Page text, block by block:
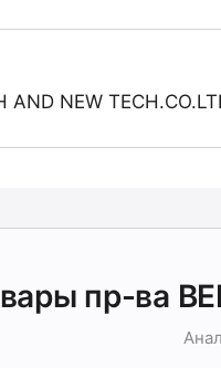
AND NEW
пр-ва